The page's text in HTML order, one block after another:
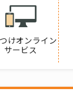
けオンライン
サービス